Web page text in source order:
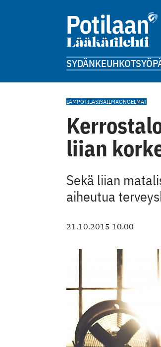
SYDÄNKEUHKOT
LÄMPÖTILASISÄILMAONGELMAT
liian
Sekä liian
aiheutua
21.10.2015 10.00